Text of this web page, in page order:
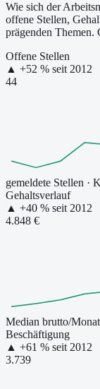
Wie sich der
offene Stellen,
prägenden
Offene Stellen
▲ +52 % seit 2012
44
gemeldete Stellen ·
Gehaltsverlauf
▲ +40 % seit 2012
4.848 €
Median brutto/Monat
Beschäftigung
▲ +61 % seit 2012
3.739